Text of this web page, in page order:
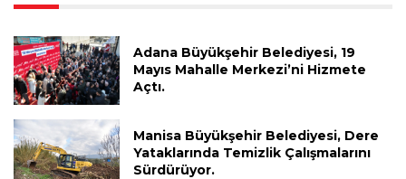
Adana Büyükşehir Belediyesi, 19
Mayıs Mahalle Merkezi’ni Hizmete
Açtı.
Manisa Büyükşehir Belediyesi, Dere
Yataklarında Temizlik Çalışmalarını
Sürdürüyor.